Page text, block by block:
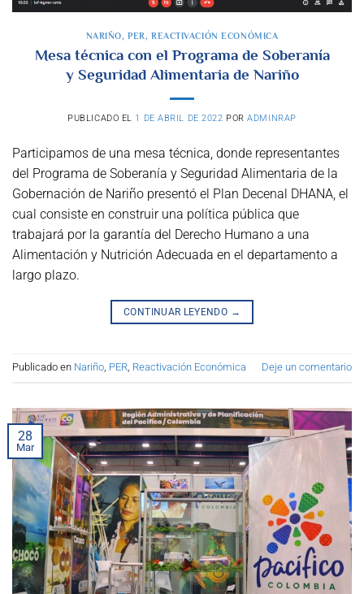
NARIÑO,PER , REACTIVACIÓN ECONÓMICA
Mesa técnica con el Programa de Soberanía
y Seguridad Alimentaria de Nariño
PUBLICADO EL 1 DE ABRIL DE 2022 PORADMINRAP
Participamos de una mesa técnica, donde representantes
del Programa de Soberanía y Seguridad Alimentaria de la
Gobernación de Nariño presentó el Plan Decenal DHANA, el
cual consiste en construir una política pública que
trabajará por la garantía del Derecho Humano a una
Alimentación y Nutrición Adecuada en el departamento a
largo plazo.
CONTINUAR LEYENDO →
Publicado en Nariño, PER, Reactivación Económica Deje un comentario
28
Mar